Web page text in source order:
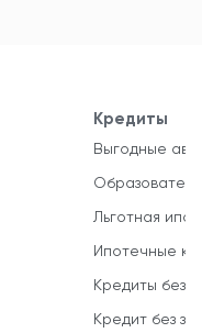
Кредиты
Выгодные
Льготная
Ипотечные
Кредиты без
Кредит без